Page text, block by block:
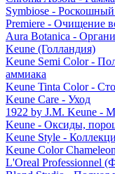
Symbiose -
Premiere - Очищение
Aura Botanica -
Keune (Голландия)
Keune Semi Color -
аммиака
Keune Tinta Color -
Keune Care - Уход
1922 by J.M. Keune -
Keune - Оксиды,
Keune Style -
Keune Color
L'Oreal Professionnel